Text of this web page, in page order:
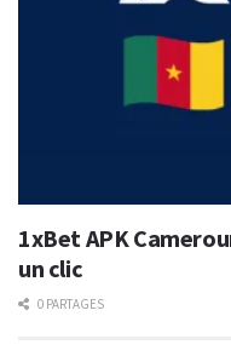
1xBet APK
un clic
0 PARTAGES